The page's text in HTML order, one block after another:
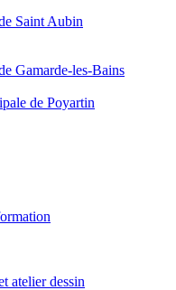
Saint Aubin
Gamarde-les-Bains
de Poyartin
atelier dessin